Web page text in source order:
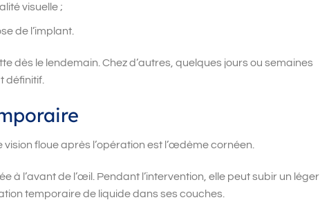
visuelle ;
de l’implant.
dès le lendemain. Chez d’autres, quelques jours ou semaines
définitif.
vision floue après l’opération est l’œdème cornéen.
à l’avant de l’œil. Pendant l’intervention, elle peut subir un léger
temporaire de liquide dans ses couches.